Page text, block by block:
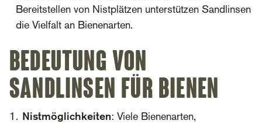
Bereitstellen von Nistplätzen unterstützen Sandlinsen
die Vielfalt an Bienenarten.
Bedeutung von
Sandlinsen für Bienen
Nistmöglichkeiten: Viele Bienenarten,